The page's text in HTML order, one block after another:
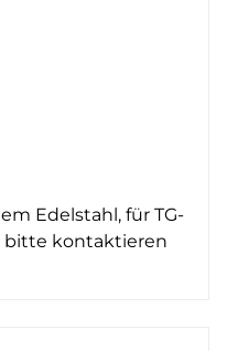
Edelstahl, für TG-
bitte kontaktieren